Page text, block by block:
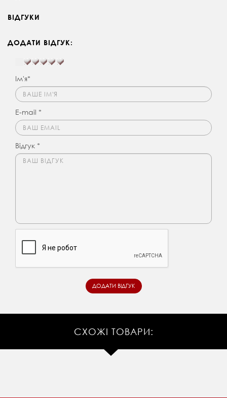
ВІДГУКИ
ДОДАТИ ВІДГУК:
Ім'я*
E-mail *
Відгук *
СХОЖІ ТОВАРИ: